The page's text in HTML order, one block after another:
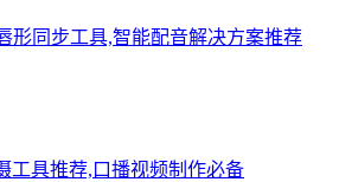
形同步工具,智能配音解决方案推荐
工具推荐,口播视频制作必备